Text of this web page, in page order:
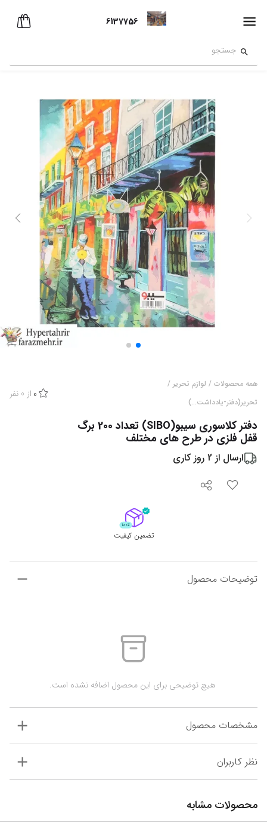
6137756
همه محصولات / لوازم تحریر /
تحریر(دفتر-یادداشت...)
0 از 0 نفر
دفتر کلاسوری سیبو(SIBO) تعداد 200 برگ
قفل فلزی در طرح های مختلف
ارسال از 2 روز کاری
تضمین کیفیت
توضیحات محصول
مشخصات محصول
نظر کاربران
محصولات مشابه